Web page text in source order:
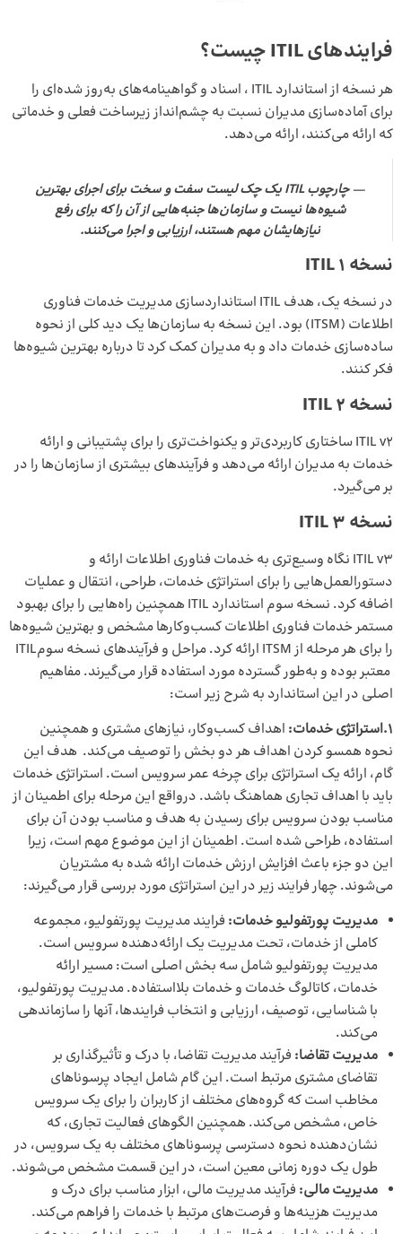
فرایندهای ITIL چیست؟
هر نسخه از استاندارد ITIL ، اسناد و گواهینامه‌های به‌روز شده‌ای را
برای آماده‌سازی مدیران نسبت به چشم‌انداز زیرساخت فعلی و خدماتی
که ارائه می‌کنند، ارائه می‌دهد.
چارچوب ITIL یک چک لیست سفت و سخت برای اجرای بهترین
شیوه‌ها نیست و سازمان‌ها جنبه‌هایی از آن را که برای رفع
نیازهایشان مهم هستند، ارزیابی و اجرا می‌کنند.
نسخه 1 ITIL
در نسخه یک، هدف ITIL استانداردسازی مدیریت خدمات فناوری
اطلاعات (ITSM) بود. این نسخه به سازمان‌ها یک دید کلی از نحوه
ساده‌سازی خدمات داد و به مدیران کمک کرد تا درباره بهترین شیوه‌ها
فکر کنند.
نسخه 2 ITIL
ITIL v2 ساختاری کاربردی‌تر و یکنواخت‌تری را برای پشتیبانی و ارائه
خدمات به مدیران ارائه می‌دهد و فرآیندهای بیشتری از سازمان‌ها را در
بر می‌گیرد.
نسخه 3 ITIL
ITIL v3 نگاه وسیع‌تری به خدمات فناوری اطلاعات ارائه و
دستورالعمل‌هایی را برای استراتژی خدمات، طراحی، انتقال و عملیات
اضافه کرد. نسخه سوم استاندارد ITIL همچنین راه‌هایی را برای بهبود
مستمر خدمات فناوری اطلاعات کسب‌وکارها مشخص و بهترین شیوه‌ها
را برای هر مرحله از ITSM ارائه کرد. مراحل و فرآیندهای نسخه سومITIL
معتبر بوده و به‌طور گسترده مورد استفاده قرار می‌گیرند. مفاهیم
اصلی در این استاندارد به شرح زیر است:
1.استراتژی خدمات:
اهداف کسب‌وکار، نیازهای مشتری و همچنین
نحوه همسو کردن اهداف هر دو بخش را توصیف می‌کند. هدف این
گام، ارائه یک استراتژی برای چرخه عمر سرویس است. استراتژی خدمات
باید با اهداف تجاری هماهنگ باشد. درواقع این مرحله برای اطمینان از
مناسب بودن سرویس برای رسیدن به هدف و مناسب بودن آن برای
استفاده، طراحی شده است. اطمینان از این موضوع مهم است، زیرا
این دو جزء باعث افزایش ارزش خدمات ارائه شده به مشتریان
می‌شوند. چهار فرایند زیر در این استراتژی مورد بررسی قرار می‌گیرند:
مدیریت پورتفولیو خدمات: فرایند مدیریت پورتفولیو، مجموعه
کاملی از خدمات، تحت مدیریت یک ارائه‌دهنده سرویس است.
مدیریت پورتفولیو شامل سه بخش اصلی است: مسیر ارائه
خدمات، کاتالوگ خدمات و خدمات بلااستفاده. مدیریت پورتفولیو،
با شناسایی، توصیف، ارزیابی و انتخاب فرایندها، آنها را سازماندهی
می‌کند.
مدیریت تقاضا: فرآیند مدیریت تقاضا، با درک و تأثیرگذاری بر
تقاضای مشتری مرتبط است. این گام شامل ایجاد پرسوناهای
مخاطب است که گروه‌های مختلف از کاربران را برای یک سرویس
خاص، مشخص می‌کند. همچنین الگوهای فعالیت تجاری، که
نشان‌دهنده نحوه دسترسی پرسوناهای مختلف به یک سرویس، در
طول یک دوره زمانی معین است، در این قسمت مشخص می‌شوند.
مدیریت مالی: فرآیندمدیریت مالی، ابزار مناسب برای درک و
مدیریت هزینه‌ها و فرصت‌های مرتبط با خدمات را فراهم می‌کند.